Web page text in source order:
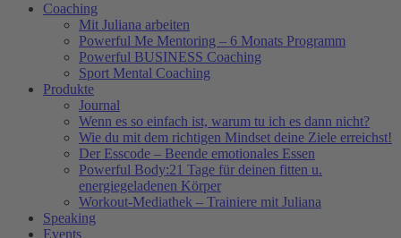
Coaching
Mit Juliana arbeiten
Powerful Me Mentoring – 6 Monats Programm
Powerful BUSINESS Coaching
Sport Mental Coaching
Produkte
Journal
Wenn es so einfach ist, warum tu ich es dann nicht?
Wie du mit dem richtigen Mindset deine Ziele erreichst!
Der Esscode – Beende emotionales Essen
Powerful Body:21 Tage für deinen fitten u.
energiegeladenen Körper
Workout-Mediathek – Trainiere mit Juliana
Speaking
Events